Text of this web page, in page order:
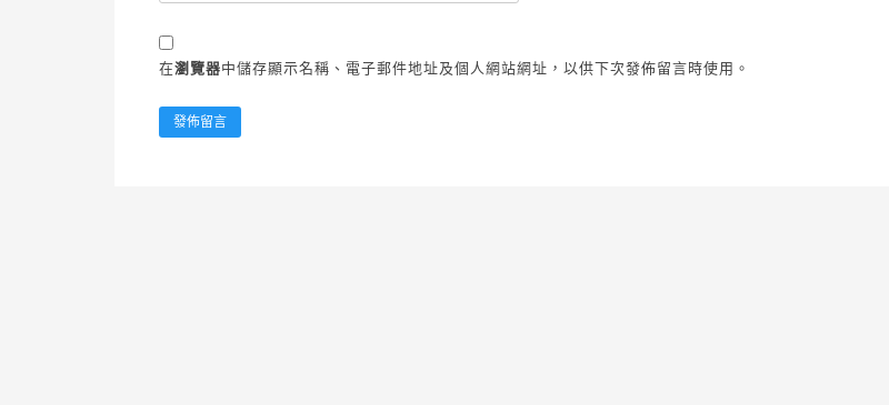
在瀏覽器中儲存顯示名稱、電子郵件地址及個人網站網址，以供下次發佈留言時使用。